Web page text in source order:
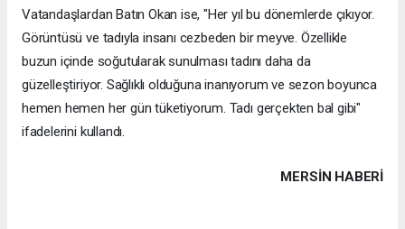
Vatandaşlardan Batın Okan ise, "Her yıl bu dönemlerde çıkıyor.
Görüntüsü ve tadıyla insanı cezbeden bir meyve. Özellikle
buzun içinde soğutularak sunulması tadını daha da
güzelleştiriyor. Sağlıklı olduğuna inanıyorum ve sezon boyunca
hemen hemen her gün tüketiyorum. Tadı gerçekten bal gibi"
ifadelerini kullandı.
MERSIN HABERİ